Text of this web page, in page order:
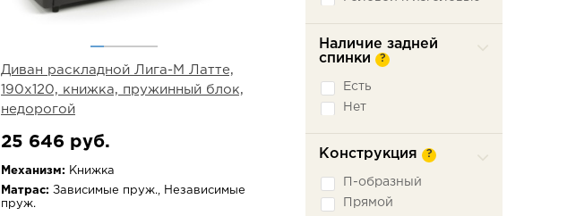
Диван раскладной Лига-М Латте,
190х120, книжка, пружинный блок,
недорогой
25 646 руб.
Механизм: Книжка
Матрас: Зависимые пруж., Независимые
пруж.
Наличие задней
спинки
?
Есть
Нет
Конструкция ?
П-образный
Прямой